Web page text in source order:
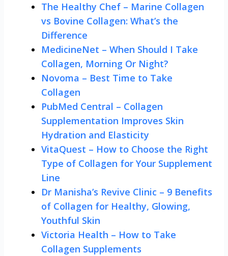
The Healthy Chef – Marine Collagen
vs Bovine Collagen: What’s the
Difference
MedicineNet – When Should I Take
Collagen, Morning Or Night?
Novoma – Best Time to Take
Collagen
PubMed Central – Collagen
Supplementation Improves Skin
Hydration and Elasticity
VitaQuest – How to Choose the Right
Type of Collagen for Your Supplement
Line
Dr Manisha’s Revive Clinic – 9 Benefits
of Collagen for Healthy, Glowing,
Youthful Skin
Victoria Health – How to Take
Collagen Supplements